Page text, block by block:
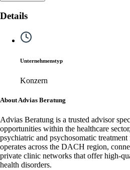
Details
Unternehmenstyp
Konzern
About Advias Beratung
Advias Beratung is a trusted advisor
opportunities within the healthcare
psychiatric and psychosomatic
operates across the DACH region,
private clinic networks that offer high-
health disorders.